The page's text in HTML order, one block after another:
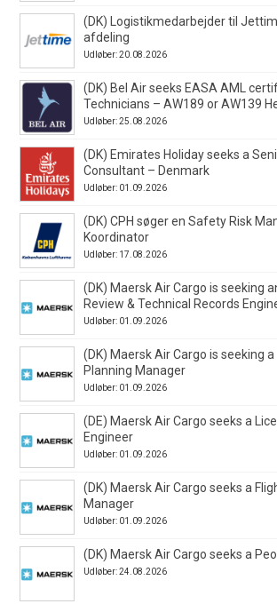
(DK) Logistikmedarbejder til
afdeling
Udløber: 20.08.2026
(DK) Bel Air seeks EASA AML
Technicians – AW189 or AW139
Udløber: 25.08.2026
(DK) Emirates Holiday seeks a
Consultant – Denmark
Udløber: 01.09.2026
(DK) CPH søger en Safety Risk
Koordinator
Udløber: 17.08.2026
(DK) Maersk Air Cargo is seeking
Review & Technical Records
Udløber: 01.09.2026
(DK) Maersk Air Cargo is seeking
Planning Manager
Udløber: 01.09.2026
(DE) Maersk Air Cargo seeks a
Engineer
Udløber: 01.09.2026
(DK) Maersk Air Cargo seeks a
Manager
Udløber: 01.09.2026
(DK) Maersk Air Cargo seeks a
Udløber: 24.08.2026